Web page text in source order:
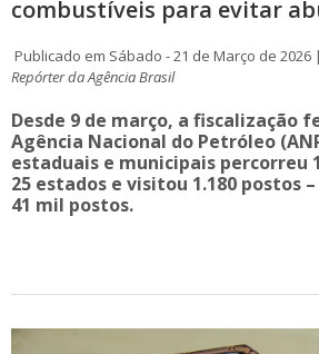
combustíveis para evitar
Publicado em Sábado - 21 de Março de 2026 |
Repórter da Agência Brasil
Desde 9 de março, a fiscalização
Agência Nacional do Petróleo
estaduais e municipais percorreu
25 estados e visitou 1.180 postos
41 mil postos.